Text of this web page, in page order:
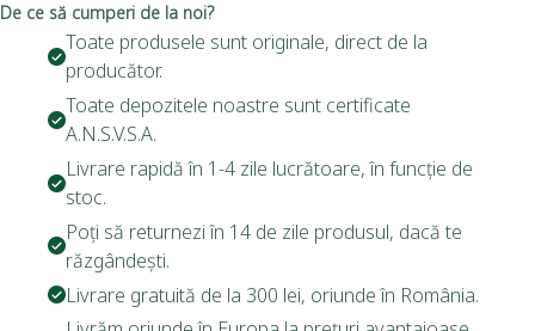
De ce să cumperi de la noi?
Toate produsele sunt originale, direct de la
producător.
Toate depozitele noastre sunt certificate
A.N.S.V.S.A.
Livrare rapidă în 1-4 zile lucrătoare, în funcție de
stoc.
Poți să returnezi în 14 de zile produsul, dacă te
răzgândești.
Livrare gratuită de la 300 lei, oriunde în România.